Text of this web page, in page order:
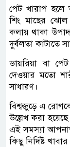
পেট খারাপ
শিং মাছের ঝোল
কলায় থাকা
‍দুর্বলতা কাটাতে
ডায়রিয়া বা
দেওয়ার মতো
সাধারণ।
বিশ্বজুড়ে এ রোগকে
উল্লেখ করা
এই সমস্যা
কিছু নির্দিষ্ট